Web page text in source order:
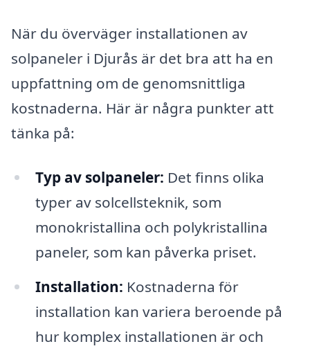
När du överväger installationen av
solpaneler i Djurås är det bra att ha en
uppfattning om de genomsnittliga
kostnaderna. Här är några punkter att
tänka på:
Typ av solpaneler: Det finns olika
typer av solcellsteknik, som
monokristallina och polykristallina
paneler, som kan påverka priset.
Installation: Kostnaderna för
installation kan variera beroende på
hur komplex installationen är och